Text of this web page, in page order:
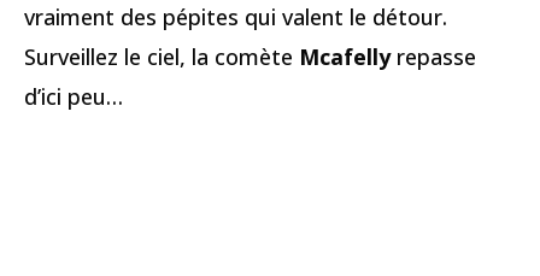
vraiment des pépites qui valent le détour.
Surveillez le ciel, la comète Mcafellyrepasse
d’ici peu…